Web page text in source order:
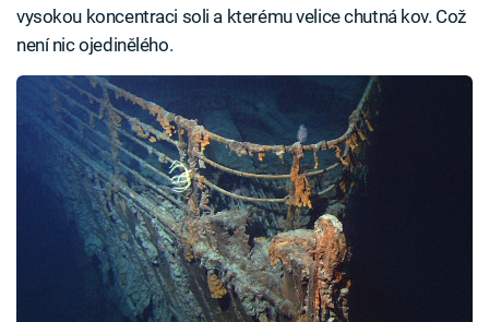
vysokou koncentraci soli a kterému velice chutná kov. Což
není nic ojedinělého.